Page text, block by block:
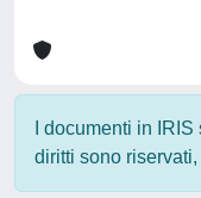
I documenti in
diritti sono